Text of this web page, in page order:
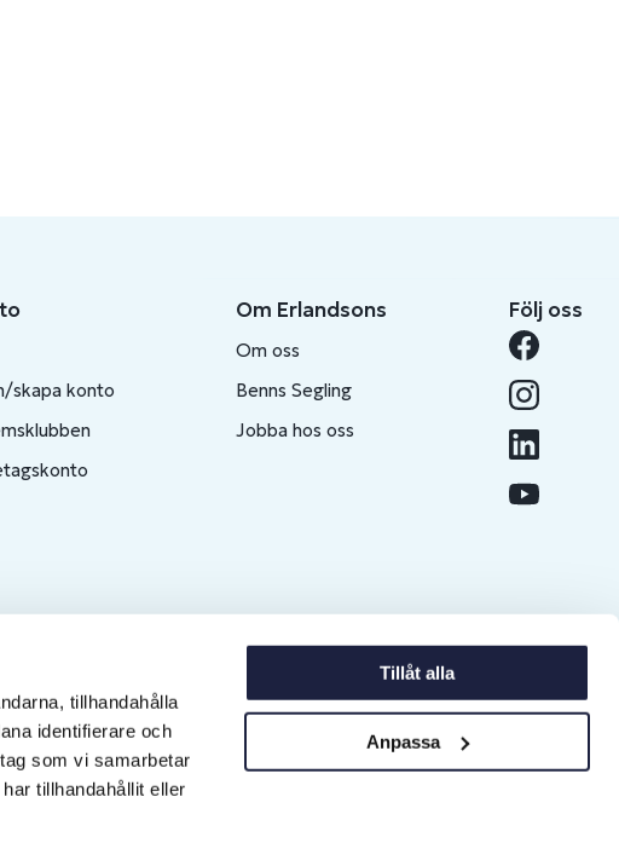
tillhandahålla
identifierare och
som vi samarbetar
tillhandahållit eller
Tillåt alla
Anpassa
skapa konto
Om Erlandsons
Om oss
Benns Segling
Jobba hos oss
Följ oss